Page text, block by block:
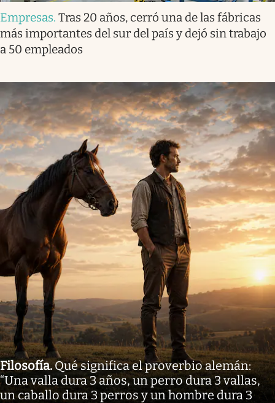
Empresas. Tras 20 años, cerró una de las fábricas
más importantes del sur del país y dejó sin trabajo
a 50 empleados
Filosofía.Qué significa el proverbio alemán:
“Una valla dura 3 años, un perro dura 3 vallas,
un caballo dura 3 perros y un hombre dura 3